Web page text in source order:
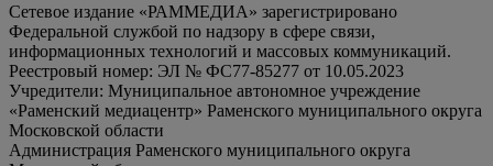
Сетевое издание «РАММЕДИА» зарегистрировано
Федеральной службой по надзору в сфере связи,
информационных технологий и массовых коммуникаций.
Реестровый номер: ЭЛ № ФС77-85277 от 10.05.2023
Учредители: Муниципальное автономное учреждение
«Раменский медиацентр» Раменского муниципального округа
Московской области
Администрация Раменского муниципального округа